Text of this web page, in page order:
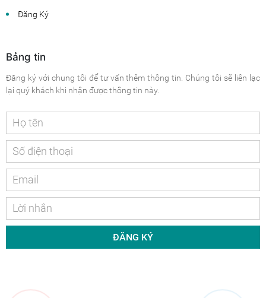
Đăng Ký
Bảng tin
Đăng ký với chung tôi để tư vấn thêm thông tin. Chúng tôi sẽ liên lạc
lại quý khách khi nhận được thông tin này.
ĐĂNG KÝ